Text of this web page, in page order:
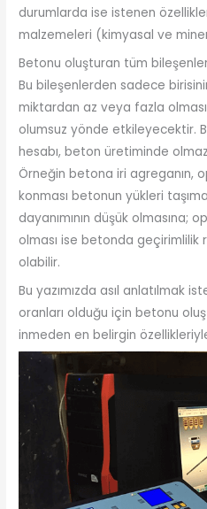
durumlarda ise istenen
malzemeleri (kimyasal ve
Betonu oluşturan tüm
Bu bileşenlerden sadece
miktardan az veya fazla
olumsuz yönde etkileyecektir.
hesabı, beton üretiminde
Örneğin betona iri agreganın,
konması betonun yükleri
dayanımının düşük olmasına;
olması ise betonda geçirimlilik
olabilir.
Bu yazımızda asıl anlatılmak
oranları olduğu için betonu
inmeden en belirgin